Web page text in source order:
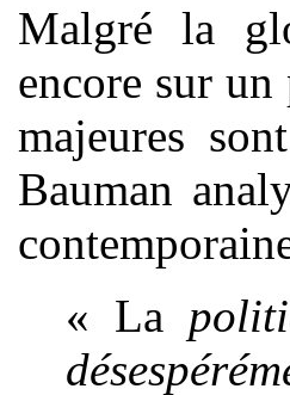
Malgré la
encore sur
majeures
Bauman
« La